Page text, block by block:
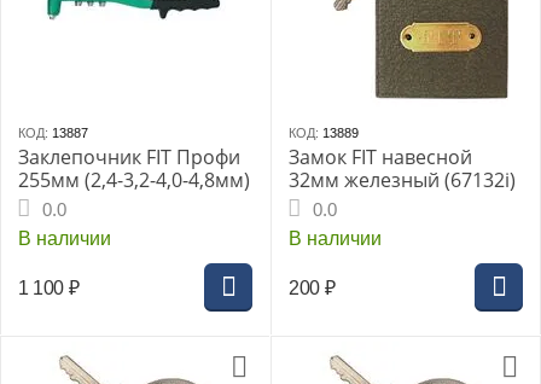
КОД: 13887
Заклепочник FIT Профи
255мм (2,4-3,2-4,0-4,8мм)
0.0
В наличии
1 100 ₽
КОД: 13889
Замок FIT навесной
32мм железный (67132i)
0.0
В наличии
200 ₽